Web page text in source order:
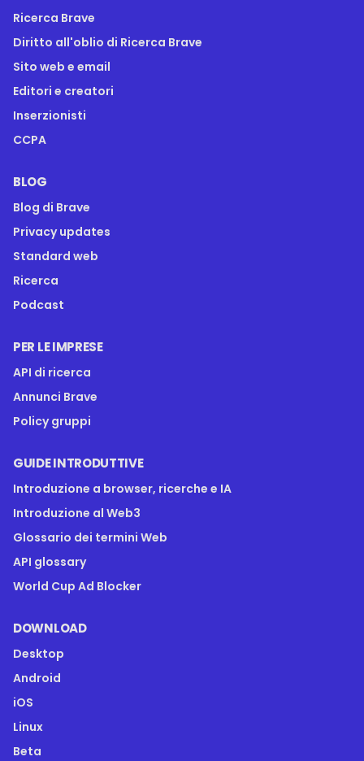
Ricerca Brave
Diritto all'oblio di Ricerca Brave
Sito web e email
Editori e creatori
Inserzionisti
CCPA
BLOG
Blog di Brave
Privacy updates
Standard web
Ricerca
Podcast
PER LE IMPRESE
API di ricerca
Annunci Brave
Policy gruppi
GUIDE INTRODUTTIVE
Introduzione a browser, ricerche e IA
Introduzione al Web3
Glossario dei termini Web
API glossary
World Cup Ad Blocker
DOWNLOAD
Desktop
Android
iOS
Linux
Beta